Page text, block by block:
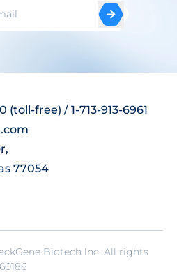
(toll-free) / 1-713-913-6961
77054
Biotech lnc. All rights